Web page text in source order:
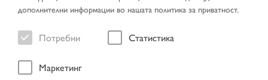
возило
Прва страница
дополнителни информации во нашата политика за приватност.
Потребни Статистика
Маркетинг